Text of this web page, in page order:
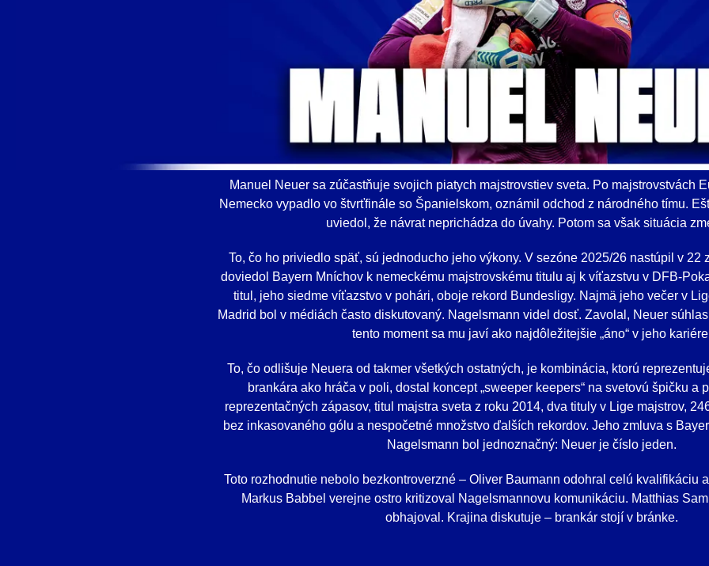
Manuel Neuer sa zúčastňuje svojich piatych majstrovstiev sveta. Po majstrovstvách
Nemecko vypadlo vo štvrťfinále so Španielskom, oznámil odchod z národného tímu.
uviedol, že návrat neprichádza do úvahy. Potom sa však situácia
To, čo ho priviedlo späť, sú jednoducho jeho výkony. V sezóne 2025/26 nastúpil v 22
doviedol Bayern Mníchov k nemeckému majstrovskému titulu aj k víťazstvu v DFB-
titul, jeho siedme víťazstvo v pohári, oboje rekord Bundesligy. Najmä jeho večer v
Madrid bol v médiách často diskutovaný. Nagelsmann videl dosť. Zavolal, Neuer
tento moment sa mu javí ako najdôležitejšie „áno“ v jeho
To, čo odlišuje Neuera od takmer všetkých ostatných, je kombinácia, ktorú
brankára ako hráča v poli, dostal koncept „sweeper keepers“ na svetovú špičku a
reprezentačných zápasov, titul majstra sveta z roku 2014, dva tituly v Lige majstrov,
bez inkasovaného gólu a nespočetné množstvo ďalších rekordov. Jeho zmluva s
Nagelsmann bol jednoznačný: Neuer je číslo jeden.
Toto rozhodnutie nebolo bezkontroverzné – Oliver Baumann odohral celú kvalifikáciu
Markus Babbel verejne ostro kritizoval Nagelsmannovu komunikáciu. Matthias
obhajoval. Krajina diskutuje – brankár stojí v bránke.